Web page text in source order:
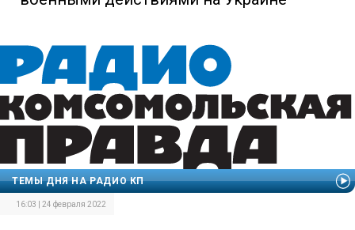
ТЕМЫ ДНЯ НА РАДИО КП
16:03 | 24 февраля 2022